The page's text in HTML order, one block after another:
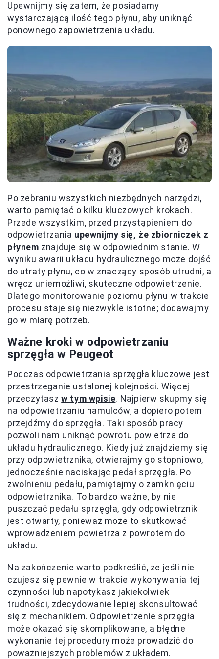
Upewnijmy się zatem, że posiadamy
wystarczającą ilość tego płynu, aby uniknąć
ponownego zapowietrzenia układu.
Po zebraniu wszystkich niezbędnych narzędzi,
warto pamiętać o kilku kluczowych krokach.
Przede wszystkim, przed przystąpieniem do
odpowietrzania upewnijmy się, że zbiorniczek z
płynem znajduje się w odpowiednim stanie. W
wyniku awarii układu hydraulicznego może dojść
do utraty płynu, co w znaczący sposób utrudni, a
wręcz uniemożliwi, skuteczne odpowietrzenie.
Dlatego monitorowanie poziomu płynu w trakcie
procesu staje się niezwykle istotne; dodawajmy
go w miarę potrzeb.
Ważne kroki w odpowietrzaniu
sprzęgła w Peugeot
Podczas odpowietrzania sprzęgła kluczowe jest
przestrzeganie ustalonej kolejności. Więcej
przeczytaszw tym wpisie. Najpierw skupmy się
na odpowietrzaniu hamulców, a dopiero potem
przejdźmy do sprzęgła. Taki sposób pracy
pozwoli nam uniknąć powrotu powietrza do
układu hydraulicznego. Kiedy już znajdziemy się
przy odpowietrznika, otwierajmy go stopniowo,
jednocześnie naciskając pedał sprzęgła. Po
zwolnieniu pedału, pamiętajmy o zamknięciu
odpowietrznika. To bardzo ważne, by nie
puszczać pedału sprzęgła, gdy odpowietrznik
jest otwarty, ponieważ może to skutkować
wprowadzeniem powietrza z powrotem do
układu.
Na zakończenie warto podkreślić, że jeśli nie
czujesz się pewnie w trakcie wykonywania tej
czynności lub napotykasz jakiekolwiek
trudności, zdecydowanie lepiej skonsultować
się z mechanikiem. Odpowietrzenie sprzęgła
może okazać się skomplikowane, a błędne
wykonanie tej procedury może prowadzić do
poważniejszych problemów z układem.